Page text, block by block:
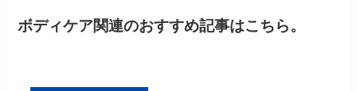
ボディケア関連のおすすめ記事はこちら。